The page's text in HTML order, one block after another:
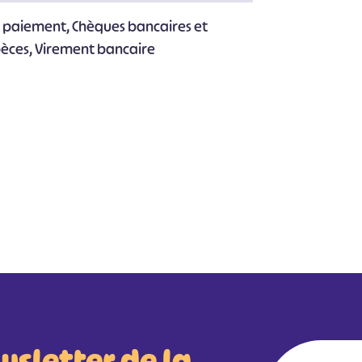
paiement, Chèques bancaires et
Virement bancaire